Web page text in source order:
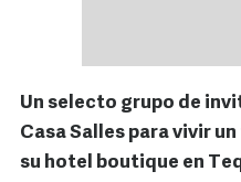
Un selecto grupo de
Casa Salles para vivir
su hotel boutique en